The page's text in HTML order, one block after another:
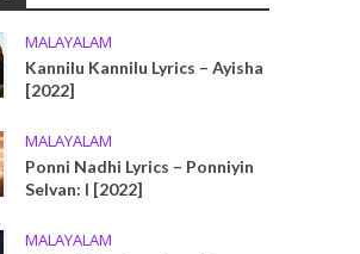
MALAYALAM
Kannilu Kannilu Lyrics – Ayisha
[2022]
MALAYALAM
Ponni Nadhi Lyrics – Ponniyin
Selvan: I [2022]
MALAYALAM